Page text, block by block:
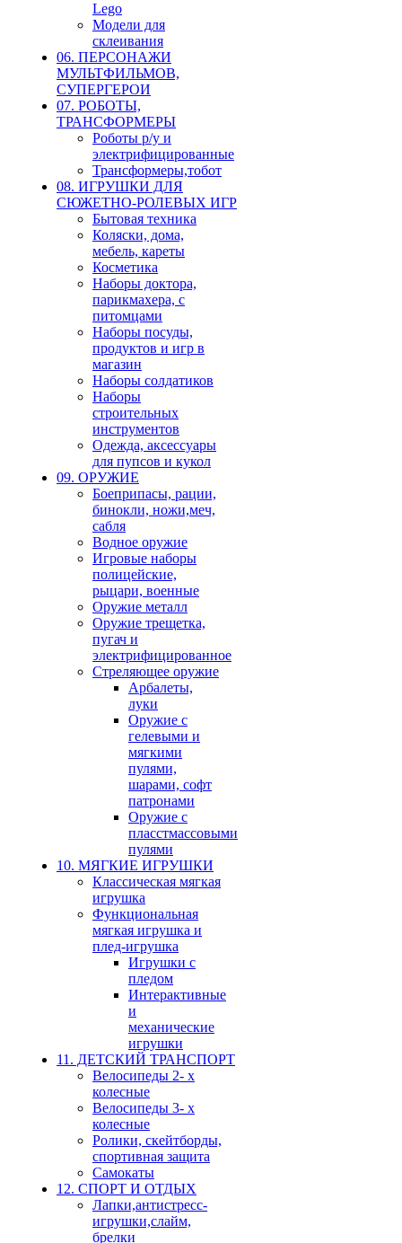
Lego
Модели для
склеивания
06. ПЕРСОНАЖИ
МУЛЬТФИЛЬМОВ,
СУПЕРГЕРОИ
07. РОБОТЫ,
ТРАНСФОРМЕРЫ
Роботы р/у и
электрифицированные
Трансформеры,тобот
08. ИГРУШКИ ДЛЯ
СЮЖЕТНО-РОЛЕВЫХ ИГР
Бытовая техника
Коляски, дома,
мебель, кареты
Косметика
Наборы доктора,
парикмахера, с
питомцами
Наборы посуды,
продуктов и игр в
магазин
Наборы солдатиков
Наборы
строительных
инструментов
Одежда, аксессуары
для пупсов и кукол
09. ОРУЖИЕ
Боеприпасы, рации,
бинокли, ножи,меч,
сабля
Водное оружие
Игровые наборы
полицейские,
рыцари, военные
Оружие металл
Оружие трещетка,
пугач и
электрифицированное
Стреляющее оружие
Арбалеты,
луки
Оружие с
гелевыми и
мягкими
пулями,
шарами, софт
патронами
Оружие с
пласстмассовыми
пулями
10. МЯГКИЕ ИГРУШКИ
Классическая мягкая
игрушка
Функциональная
мягкая игрушка и
плед-игрушка
Игрушки с
пледом
Интерактивные
и
механические
игрушки
11. ДЕТСКИЙ ТРАНСПОРТ
Велосипеды 2- х
колесные
Велосипеды 3- х
колесные
Ролики, скейтборды,
спортивная защита
Самокаты
12. СПОРТ И ОТДЫХ
Лапки,антистресс-
игрушки,слайм,
брелки